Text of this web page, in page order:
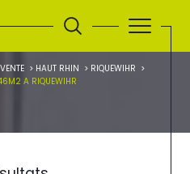
VENTE HAUT RHIN
RIQUEWIHR
A RIQUEWIHR